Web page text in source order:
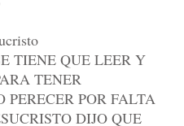
TIENE QUE LEER Y
TENER
POR FALTA
DIJO QUE